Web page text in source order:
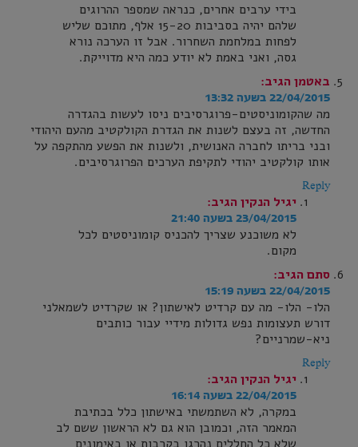
בידי ערבים אחרים, כנראה שמספר ההרוגים
שלהם יהיה בסביבות 15-20 אלף, מתוכם שליש
לפחות במלחמת השחרור. אבל זו הערכה נורא
גסה, ואני באמת לא יודע כמה היא מדוייקת.
באטמן הגיב:
22/04/2015 בשעה 13:32
מה שהקומוניסטים-פרוגרסיבים ניסו לעשות בהגדרה
החדשה, זה בעצם לשנות את הגדרת הקולקטיב מהעם היהודי
ובני בריתו לחברה האנושית, ולשנות את הפשע מהתקפה על
אותו קולקטיב יהודי לתקיפת הערכים הפרוגרסיבים.
Reply
יגיל הנקין הגיב:
23/04/2015 בשעה 21:40
לא משוכנע שצריך להכניס קומוניסטים לכל
מקום.
סתם הגיב:
22/04/2015 בשעה 15:19
הלו- הלו- מה עם קרדיט לאישתון? או שקרדיט לשמאלני
דורש תעצומות נפש גדולות מידיי עבור כותבים
ניא-שמרניים?
Reply
יגיל הנקין הגיב:
22/04/2015 בשעה 16:14
במקרה, לא השתמשתי באישתון כלל בכתיבת
המאמר הזה, וכמובן הוא גם לא הראשון ששם לב